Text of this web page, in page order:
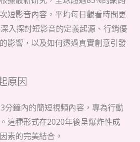
短影音內容，平均每日觀看時間更
入探討短影音的定義起源、行銷優
影響，以及如何透過真實創意引發
原因
分鐘內的簡短視頻內容，專為行動
這種形式在2020年後呈爆炸性成
素的完美結合。